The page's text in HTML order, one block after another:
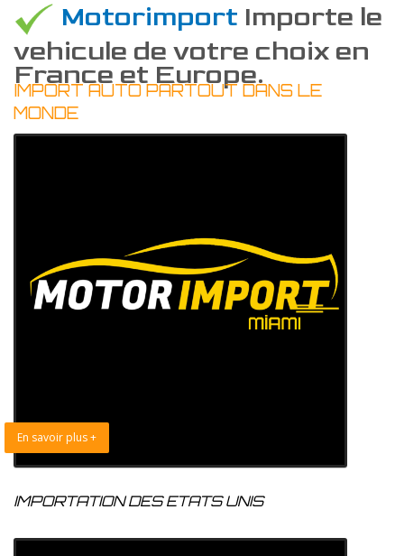
Motorimport Importe le
vehicule de votre choix en
France et Europe.
IMPORT AUTO PARTOUT DANS LE
MONDE
En savoir plus +
IMPORTATION DES ETATS UNIS